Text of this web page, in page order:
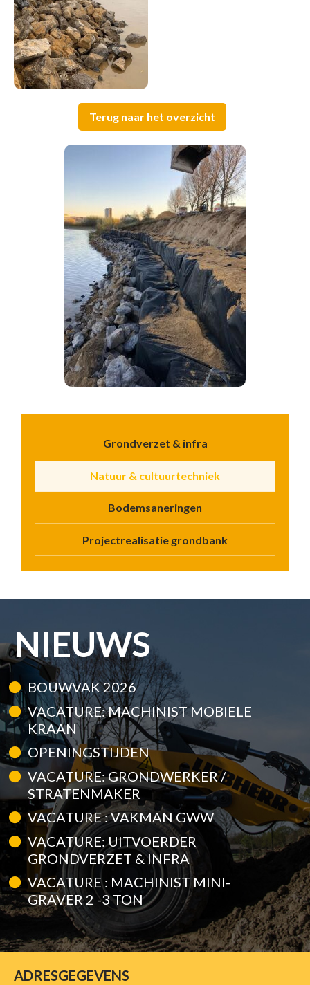
Terug naar het overzicht
Grondverzet & infra
Natuur & cultuurtechniek
Bodemsaneringen
Projectrealisatie grondbank
NIEUWS
BOUWVAK 2026
VACATURE: MACHINIST MOBIELE
KRAAN
OPENINGSTIJDEN
VACATURE: GRONDWERKER /
STRATENMAKER
VACATURE : VAKMAN GWW
VACATURE: UITVOERDER
GRONDVERZET & INFRA
VACATURE : MACHINIST MINI-
GRAVER 2 -3 TON
ADRESGEGEVENS